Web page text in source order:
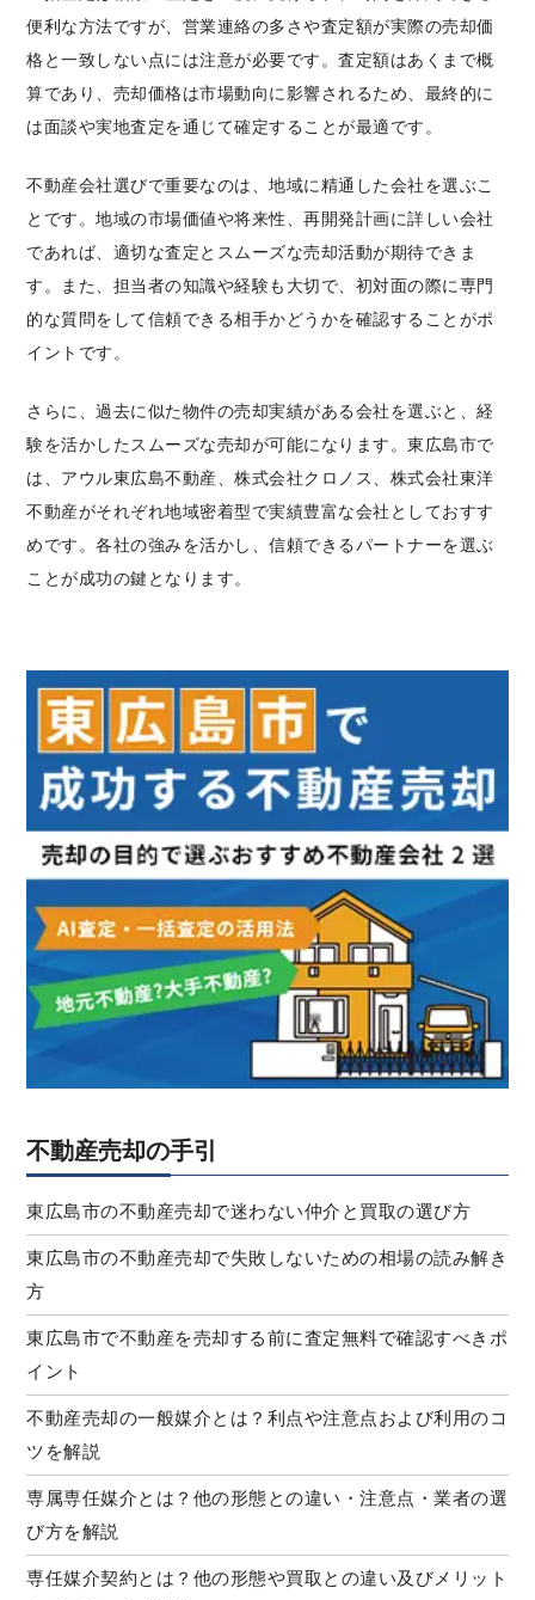
便利な方法ですが、営業連絡の多さや査定額が実際の売却価
格と一致しない点には注意が必要です。査定額はあくまで概
算であり、売却価格は市場動向に影響されるため、最終的に
は面談や実地査定を通じて確定することが最適です。
不動産会社選びで重要なのは、地域に精通した会社を選ぶこ
とです。地域の市場価値や将来性、再開発計画に詳しい会社
であれば、適切な査定とスムーズな売却活動が期待できま
す。また、担当者の知識や経験も大切で、初対面の際に専門
的な質問をして信頼できる相手かどうかを確認することがポ
イントです。
さらに、過去に似た物件の売却実績がある会社を選ぶと、経
験を活かしたスムーズな売却が可能になります。東広島市で
は、アウル東広島不動産、株式会社クロノス、株式会社東洋
不動産がそれぞれ地域密着型で実績豊富な会社としておすす
めです。各社の強みを活かし、信頼できるパートナーを選ぶ
ことが成功の鍵となります。
不動産売却の手引
東広島市の不動産売却で迷わない仲介と買取の選び方
東広島市の不動産売却で失敗しないための相場の読み解き
方
東広島市で不動産を売却する前に査定無料で確認すべきポ
イント
不動産売却の一般媒介とは？利点や注意点および利用のコ
ツを解説
専属専任媒介とは？他の形態との違い・注意点・業者の選
び方を解説
専任媒介契約とは？他の形態や買取との違い及びメリット